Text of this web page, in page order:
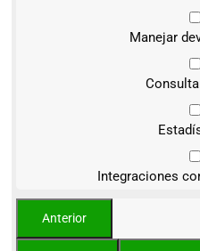
Manejar
Integraciones